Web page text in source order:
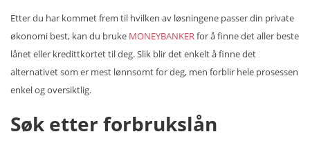
Etter du har kommet frem til hvilken av løsningene passer din private
økonomi best, kan du bruke MONEYBANKERfor å finne det aller beste
lånet eller kredittkortet til deg. Slik blir det enkelt å finne det
alternativet som er mest lønnsomt for deg, men forblir hele prosessen
enkel og oversiktlig.
Søk etter forbrukslån